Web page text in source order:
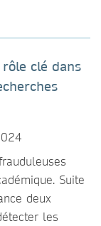
clé dans
Suite
deux
les